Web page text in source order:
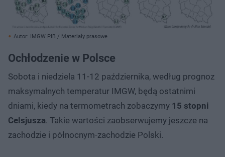
Autor: IMGW PIB / Materiały prasowe
Ochłodzenie w Polsce
Sobota i niedziela 11-12 października, według prognoz
maksymalnych temperatur IMGW, będą ostatnimi
dniami, kiedy na termometrach zobaczymy 15 stopni
Celsjusza. Takie wartości zaobserwujemy jeszcze na
zachodzie i północnym-zachodzie Polski.